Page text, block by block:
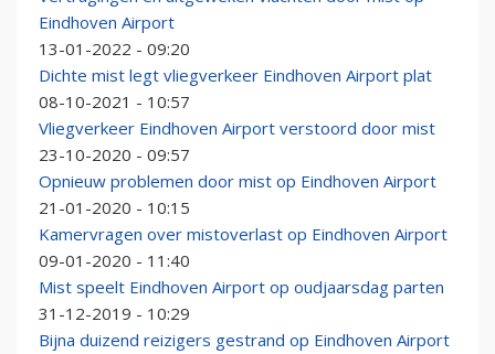
Eindhoven Airport
13-01-2022 - 09:20
Dichte mist legt vliegverkeer Eindhoven Airport plat
08-10-2021 - 10:57
Vliegverkeer Eindhoven Airport verstoord door mist
23-10-2020 - 09:57
Opnieuw problemen door mist op Eindhoven Airport
21-01-2020 - 10:15
Kamervragen over mistoverlast op Eindhoven Airport
09-01-2020 - 11:40
Mist speelt Eindhoven Airport op oudjaarsdag parten
31-12-2019 - 10:29
Bijna duizend reizigers gestrand op Eindhoven Airport